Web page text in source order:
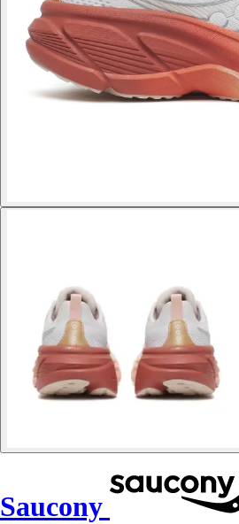
Saucony